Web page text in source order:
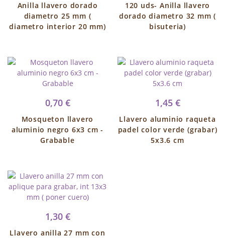
Anilla llavero dorado
diametro 25 mm (
diametro interior 20 mm)
120 uds- Anilla llavero
dorado diametro 32 mm (
bisuteria)
0,70 €
Mosqueton llavero
aluminio negro 6x3 cm -
Grabable
1,45 €
Llavero aluminio raqueta
padel color verde (grabar)
5x3.6 cm
1,30 €
Llavero anilla 27 mm con